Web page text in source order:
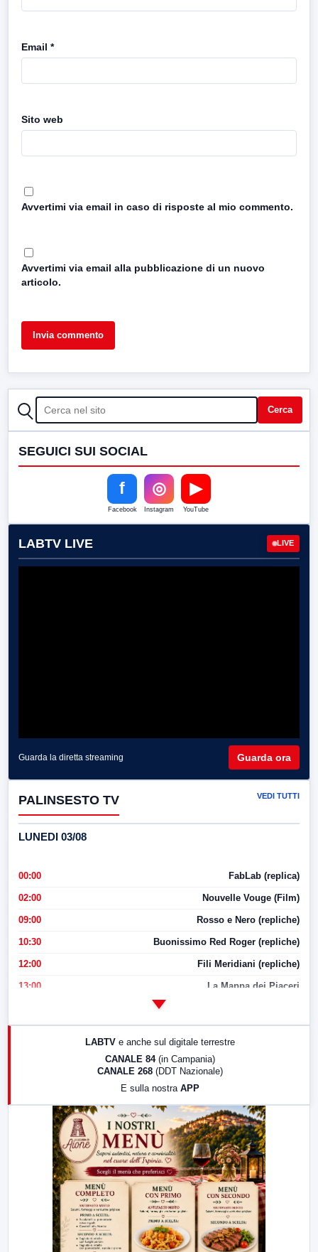
Email *
Sito web
Avvertimi via email in caso di risposte al mio commento.
Avvertimi via email alla pubblicazione di un nuovo
articolo.
CERCA Cerca
SEGUICI SUI SOCIAL
f
Facebook
◎
Instagram
▶
YouTube
LABTV LIVE LIVE
Guarda la diretta streaming Guarda ora
PALINSESTO TV VEDI TUTTI
LUNEDI 03/08
00:00 FabLab (replica)
02:00 Nouvelle Vouge (Film)
09:00 Rosso e Nero (repliche)
10:30 Buonissimo Red Roger (repliche)
12:00 Fili Meridiani (repliche)
13:00 La Mappa dei Piaceri
LabNews (replica)
LABTV e anche sul digitale terrestre
CANALE 84 (in Campania)
CANALE 268 (DDT Nazionale)
E sulla nostra APP